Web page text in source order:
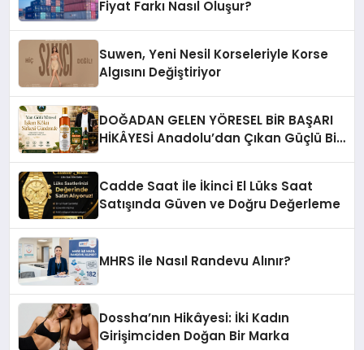
Fiyat Farkı Nasıl Oluşur?
Suwen, Yeni Nesil Korseleriyle Korse
Algısını Değiştiriyor
DOĞADAN GELEN YÖRESEL BİR BAŞARI
HİKÂYESİ Anadolu’dan Çıkan Güçlü Bir
Cadde Saat İle İkinci El Lüks Saat
Satışında Güven ve Doğru Değerleme
MHRS ile Nasıl Randevu Alınır?
Dossha’nın Hikâyesi: İki Kadın
Girişimciden Doğan Bir Marka